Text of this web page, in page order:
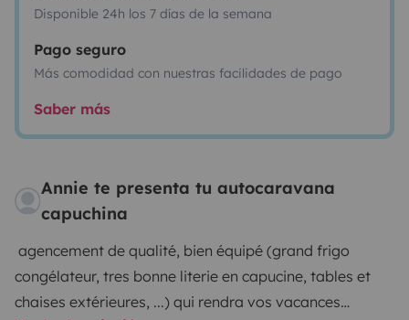
Disponible 24h los 7 días de la semana
Pago seguro
Más comodidad con nuestras facilidades de pago
Saber más
Annie te presenta tu autocaravana
capuchina
agencement de qualité, bien équipé (grand frigo
congélateur, tres bonne literie en capucine, tables et
chaises extérieures, ...) qui rendra vos vacances